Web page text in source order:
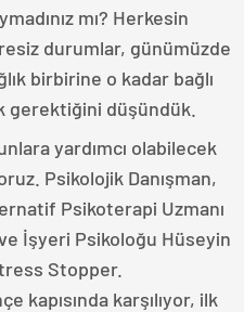
mı? Herkesin
durumlar, günümüzde
birbirine o kadar bağlı
gerektiğini düşündük.
yardımcı olabilecek
Psikolojik Danışman,
Psikoterapi Uzmanı
İşyeri Psikoloğu Hüseyin
Stopper.
kapısında karşılıyor, ilk